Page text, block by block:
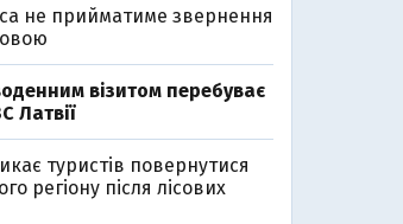
не прийматиме звернення
візитом перебуває
Латвії
туристів повернутися
регіону після лісових